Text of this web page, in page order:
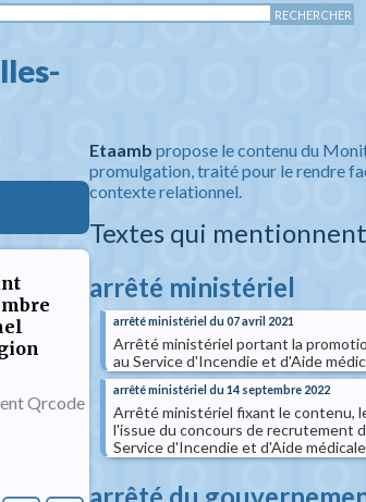
Etaamb propose le contenu du
promulgation, traité pour le rendre
contexte relationnel.
Textes qui
arrêté ministériel
arrêté ministériel du 07 avril 2021
Arrêté ministériel portant la
au Service d'Incendie et d'Aide
arrêté ministériel du 14 septembre 2022
Arrêté ministériel fixant le contenu,
l'issue du concours de recrutement
Service d'Incendie et d'Aide